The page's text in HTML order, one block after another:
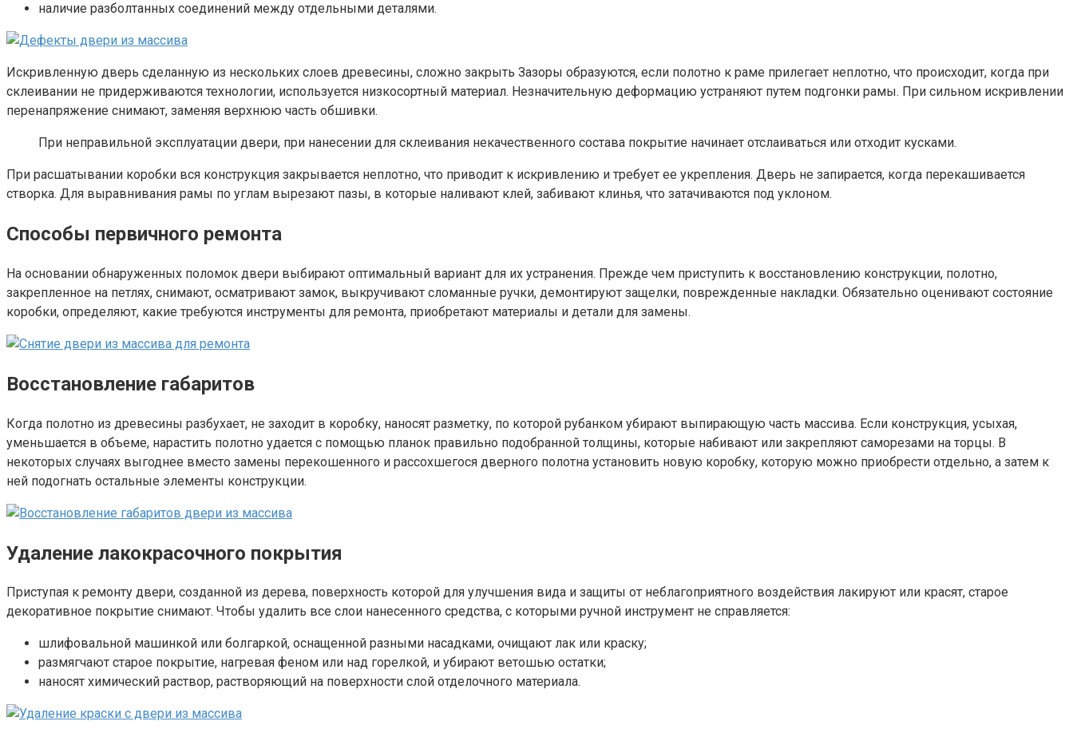
наличие разболтанных соединений между отдельными деталями.
Искривленную дверь сделанную из нескольких слоев древесины, сложно закрыть Зазоры образуются, если полотно к раме прилегает неплотно, что происходит, когда при
склеивании не придерживаются технологии, используется низкосортный материал. Незначительную деформацию устраняют путем подгонки рамы. При сильном искривлении
перенапряжение снимают, заменяя верхнюю часть обшивки.
При неправильной эксплуатации двери, при нанесении для склеивания некачественного состава покрытие начинает отслаиваться или отходит кусками.
При расшатывании коробки вся конструкция закрывается неплотно, что приводит к искривлению и требует ее укрепления. Дверь не запирается, когда перекашивается
створка. Для выравнивания рамы по углам вырезают пазы, в которые наливают клей, забивают клинья, что затачиваются под уклоном.
Способы первичного ремонта
На основании обнаруженных поломок двери выбирают оптимальный вариант для их устранения. Прежде чем приступить к восстановлению конструкции, полотно,
закрепленное на петлях, снимают, осматривают замок, выкручивают сломанные ручки, демонтируют защелки, поврежденные накладки. Обязательно оценивают состояние
коробки, определяют, какие требуются инструменты для ремонта, приобретают материалы и детали для замены.
Восстановление габаритов
Когда полотно из древесины разбухает, не заходит в коробку, наносят разметку, по которой рубанком убирают выпирающую часть массива. Если конструкция, усыхая,
уменьшается в объеме, нарастить полотно удается с помощью планок правильно подобранной толщины, которые набивают или закрепляют саморезами на торцы. В
некоторых случаях выгоднее вместо замены перекошенного и рассохшегося дверного полотна установить новую коробку, которую можно приобрести отдельно, а затем к
ней подогнать остальные элементы конструкции.
Удаление лакокрасочного покрытия
Приступая к ремонту двери, созданной из дерева, поверхность которой для улучшения вида и защиты от неблагоприятного воздействия лакируют или красят, старое
декоративное покрытие снимают. Чтобы удалить все слои нанесенного средства, с которыми ручной инструмент не справляется:
шлифовальной машинкой или болгаркой, оснащенной разными насадками, очищают лак или краску;
размягчают старое покрытие, нагревая феном или над горелкой, и убирают ветошью остатки;
наносят химический раствор, растворяющий на поверхности слой отделочного материала.